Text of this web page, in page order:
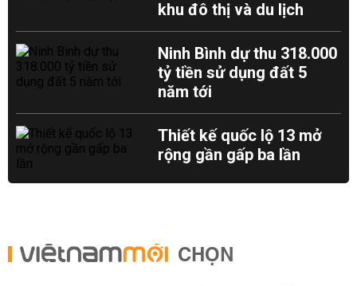
khu đô thị và du lịch
Ninh Bình dự thu 318.000
tỷ tiền sử dụng đất 5
năm tới
Thiết kế quốc lộ 13 mở
rộng gần gấp ba lần
CHỌN